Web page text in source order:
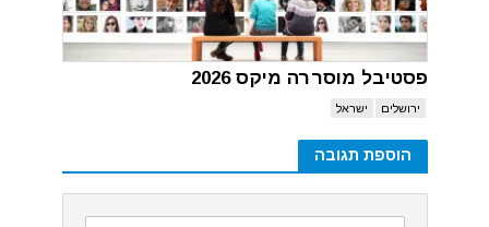
פסטיבל מוסררה מיקס 2026
ירושלים ישראל
הוספת תגובה